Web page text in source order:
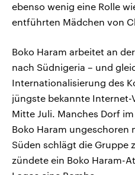
ebenso wenig eine Rolle
entführten Mädchen von
Boko Haram arbeitet an
nach Südnigeria – und
Internationalisierung des
jüngste bekannte Internet-
Mitte Juli. Manches Dorf
Boko Haram ungeschoren
Süden schlägt die Gruppe
zündete ein Boko Haram-